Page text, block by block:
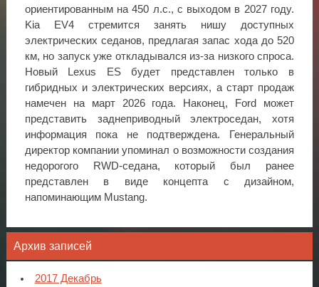
ориентированным на 450 л.с., с выходом в 2027 году.
Kia EV4 стремится занять нишу доступных
электрических седанов, предлагая запас хода до 520
км, но запуск уже откладывался из-за низкого спроса.
Новый Lexus ES будет представлен только в
гибридных и электрических версиях, а старт продаж
намечен на март 2026 года. Наконец, Ford может
представить заднеприводный электроседан, хотя
информация пока не подтверждена. Генеральный
директор компании упоминал о возможности создания
недорогого RWD-седана, который был ранее
представлен в виде концепта с дизайном,
напоминающим Mustang.
Архив записей
2017 Декабрь